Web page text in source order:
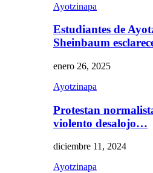
Ayotzinapa
Estudiantes de
Sheinbaum
enero 26, 2025
Ayotzinapa
Protestan
violento desalojo…
diciembre 11, 2024
Ayotzinapa